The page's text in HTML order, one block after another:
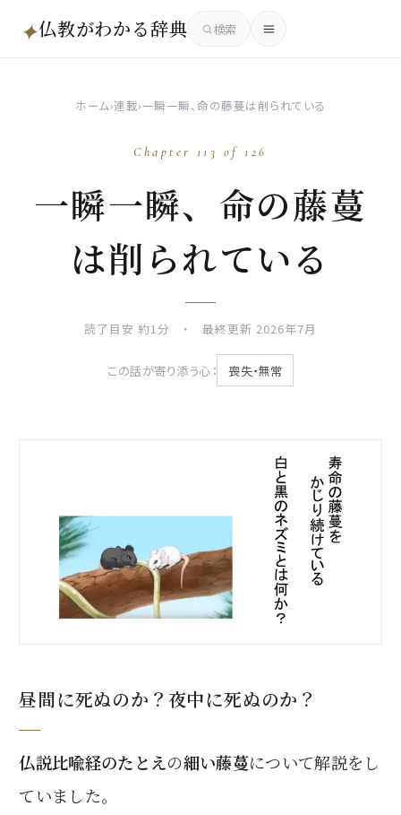
✦仏教がわかる辞典 検索
ホーム›連載›一瞬一瞬、命の藤蔓は削られている
Chapter 113 of 126
一瞬一瞬、命の藤蔓
は削られている
読了目安 約1分 ・ 最終更新 2026年7月
この話が寄り添う心： 喪失・無常
昼間に死ぬのか？夜中に死ぬのか？
仏説比喩経のたとえの細い藤蔓について解説をし
ていました。